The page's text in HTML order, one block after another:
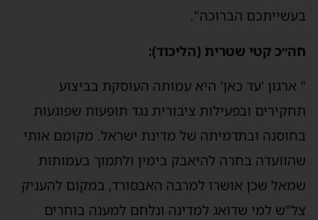
הברוכה".
קטי שטרית (הליכוד):
ארגון 'עד כאן' היא עמותה העוסקת בביצוע
ובפעילות ציבורית נגד תופעות שפוגעות
ובתדמיתה של מדינת ישראל. מקומם אותי
בחרה להיאבק בימין ולתמוך בעמותות
שכן אושרו למרבה האבסורד, במקום להעניק
למי שדואג למדינה ונלחם למענה בוחרים